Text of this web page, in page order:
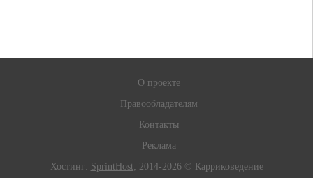
О проекте
Правообладателям
Контакты
Реклама
Хостинг: SprintHost; 2014-2026 © Карриковедение